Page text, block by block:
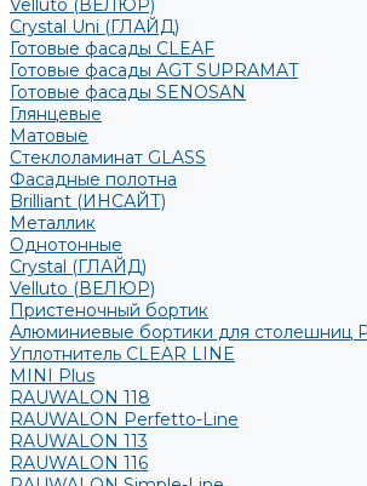
Velluto (ВЕЛЮР)
Crystal Uni (ГЛАЙД)
Готовые фасады CLEAF
Готовые фасады AGT SUPRAMAT
Готовые фасады SENOSAN
Глянцевые
Матовые
Стеклоламинат GLASS
Фасадные полотна
Brilliant (ИНСАЙТ)
Металлик
Однотонные
Crystal (ГЛАЙД)
Velluto (ВЕЛЮР)
Пристеночный бортик
Алюминиевые бортики для столешниц
Уплотнитель CLEAR LINE
MINI Plus
RAUWALON 118
RAUWALON Perfetto-Line
RAUWALON 113
RAUWALON 116